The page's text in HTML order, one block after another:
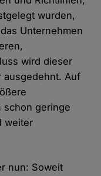
wurden,
Unternehmen
wird dieser
ausgedehnt. Auf
schon geringe
weiter
nun: Soweit